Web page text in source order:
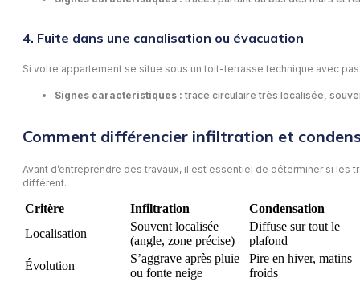
4. Fuite dans une canalisation ou évacuation
Si votre appartement se situe sous un toit-terrasse technique avec
Signes caractéristiques : trace circulaire très localisée,
Comment différencier infiltration et
Avant d’entreprendre des travaux, il est essentiel de déterminer si les
différent.
Critère Infiltration
Condensation
Localisation
Souvent localisée
(angle, zone précise)
Diffuse sur tout le
plafond
Évolution
S’aggrave après pluie
ou fonte neige
Pire en hiver, matins
froids